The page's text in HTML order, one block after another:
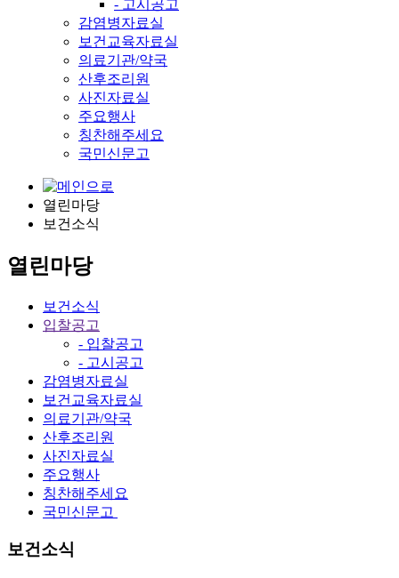
- 고시공고
감염병자료실
보건교육자료실
의료기관/약국
산후조리원
사진자료실
주요행사
칭찬해주세요
국민신문고
열린마당
보건소식
열린마당
보건소식
입찰공고
- 입찰공고
- 고시공고
감염병자료실
보건교육자료실
의료기관/약국
산후조리원
사진자료실
주요행사
칭찬해주세요
국민신문고
보건소식